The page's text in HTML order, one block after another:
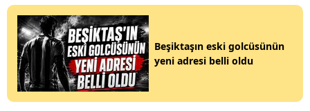
Beşiktaşın eski golcüsünün
yeni adresi belli oldu